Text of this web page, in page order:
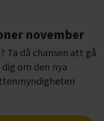
november
Ta då chansen att gå
om den nya